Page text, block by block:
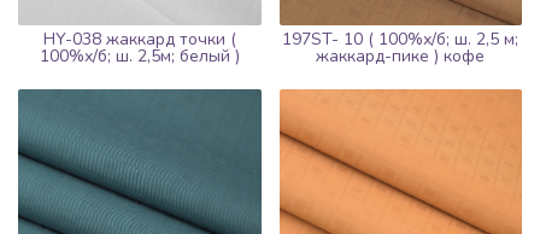
HY-038 жаккард точки (
100%х/б; ш. 2,5м; белый )
197ST- 10 ( 100%х/б; ш. 2,5 м;
жаккард-пике ) кофе